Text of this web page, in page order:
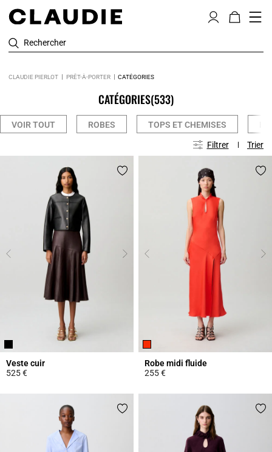
Rechercher
CLAUDIE PIERLOT PRÊT-À-PORTER CATÉGORIES
CATÉGORIES(533)
VOIR TOUT ROBES TOPS ET CHEMISES
Filtrer Trier
Veste cuir
525 €
Robe midi fluide
255 €